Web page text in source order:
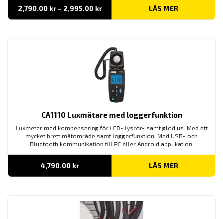
2,790.00 kr – 2,995.00 krPrisintervall:
till
LÄS MER
CA1110 Luxmätare med loggerfunktion
Luxmeter med kompensering för LED- lysrör- samt glödjus. Med ett
mycket brett mätområde samt loggerfunktion. Med USB- och
Bluetooth kommunikation till PC eller Android applikation.
4,790.00 kr LÄS MER